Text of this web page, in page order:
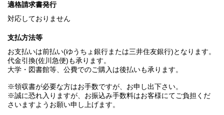
適格請求書発行
対応しておりません
支払方法等
お支払いは前払い(ゆうちょ銀行または三井住友銀行)となります。
代金引換(佐川急便)も承ります。
大学・図書館等、公費でのご購入は後払いも承ります。
※領収書が必要な方はお手数ですが、お申し出下さい。
※誠に恐れ入りますが、お振込み手数料はお客様にてご負担くだ
さいますようお願い申し上げます。